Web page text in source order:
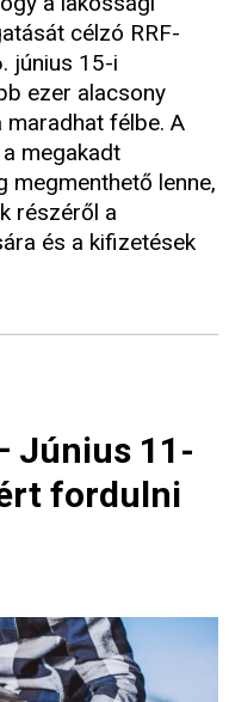
célzó RRF-
június 15-i
ezer alacsony
maradhat félbe. A
megakadt
megmenthető lenne,
részéről a
és a kifizetések
Június 11-
fordulni